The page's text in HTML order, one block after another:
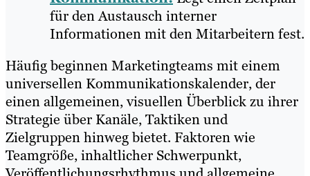
für den Austausch interner
Informationen mit den Mitarbeitern fest.
Häufig beginnen Marketingteams mit einem
universellen Kommunikationskalender, der
einen allgemeinen, visuellen Überblick zu ihrer
Strategie über Kanäle, Taktiken und
Zielgruppen hinweg bietet. Faktoren wie
Teamgröße, inhaltlicher Schwerpunkt,